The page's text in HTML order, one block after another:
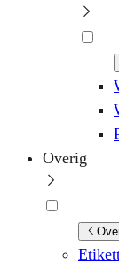
Overig